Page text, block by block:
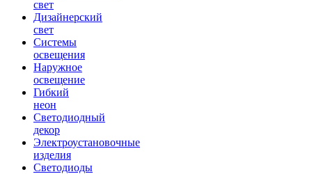
свет
Дизайнерский
свет
Системы
освещения
Наружное
освещение
Гибкий
неон
Светодиодный
декор
Электроустановочные
изделия
Светодиоды